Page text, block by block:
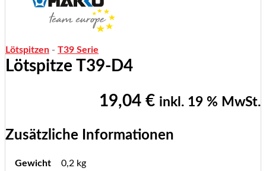
Lötspitzen - T39 Serie
Lötspitze T39-D4
19,04 € inkl. 19 % MwSt.
Zusätzliche Informationen
Gewicht 0,2 kg